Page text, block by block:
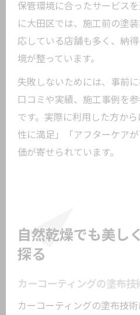
保管環境に合ったサービス
に大田区では、施工前の塗
応している店舗も多く、納
境が整っています。
失敗しないためには、事前
口コミや実績、施工事例を
です。実際に利用した方か
性に満足」「アフターケア
価が寄せられています。
自然乾燥でも美し
探る
カーコーティングの塗布
カーコーティングの塗布技